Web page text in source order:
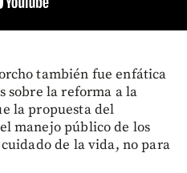
también fue enfática
sobre la reforma a la
la propuesta del
manejo público de los
de la vida, no para